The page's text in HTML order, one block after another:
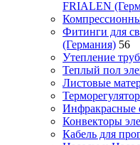
FRIALEN
Фитинги для
(Германия) 56
Утепление труб
Теплый пол
Листовые
Инфракрасные
Конвекторы
Кабель для